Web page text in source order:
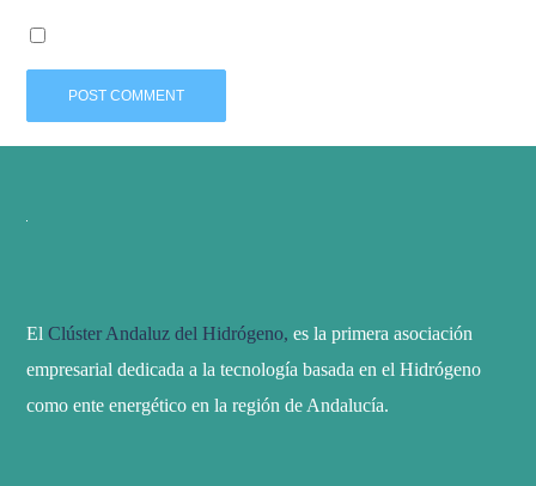
El Clúster Andaluz del Hidrógeno, es la primera asociación
empresarial dedicada a la tecnología basada en el Hidrógeno
como ente energético en la región de Andalucía.